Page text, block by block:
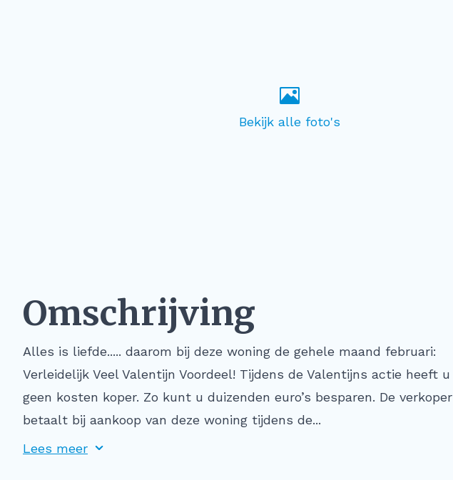
Omschrijving
Alles is liefde..... daarom bij deze woning de gehele maand februari:
Verleidelijk Veel Valentijn Voordeel! Tijdens de Valentijns actie heeft u
geen kosten koper. Zo kunt u duizenden euro’s besparen. De verkoper
betaalt bij aankoop van deze woning tijdens de...
Lees meer